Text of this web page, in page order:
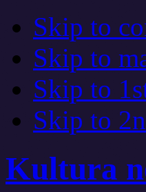
Skip to
Skip to
Skip to
Skip to
Kultura